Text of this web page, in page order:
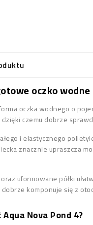
oczko wodne
oczka wodnego o
dzięki czemu dobrze
i elastycznego
znacznie upraszcza
uformowane półki
komponuje się z
Nova Pond 4?